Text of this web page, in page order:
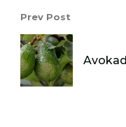
Prev Post
Avokad